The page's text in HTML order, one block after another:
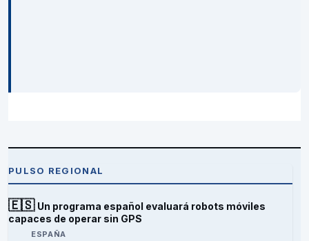
PULSO REGIONAL
🇪🇸 Un programa español evaluará robots móviles
capaces de operar sin GPS
ESPAÑA